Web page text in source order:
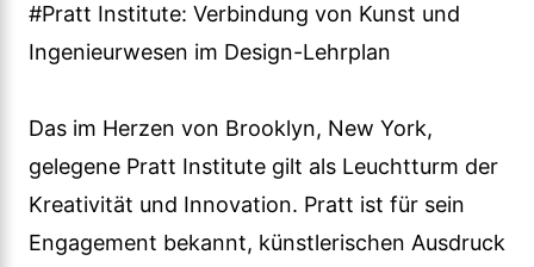
#Pratt Institute: Verbindung von Kunst und
Ingenieurwesen im Design-Lehrplan
Das im Herzen von Brooklyn, New York,
gelegene Pratt Institute gilt als Leuchtturm der
Kreativität und Innovation. Pratt ist für sein
Engagement bekannt, künstlerischen Ausdruck